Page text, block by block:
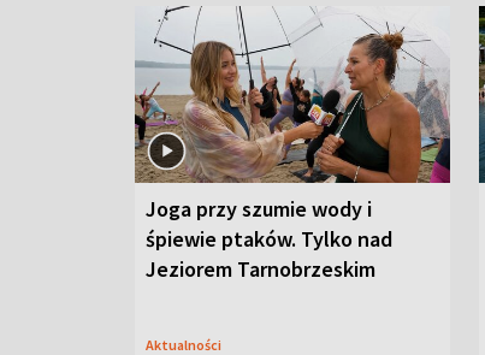
Joga przy szumie wody i
śpiewie ptaków. Tylko nad
Jeziorem Tarnobrzeskim
Aktualności